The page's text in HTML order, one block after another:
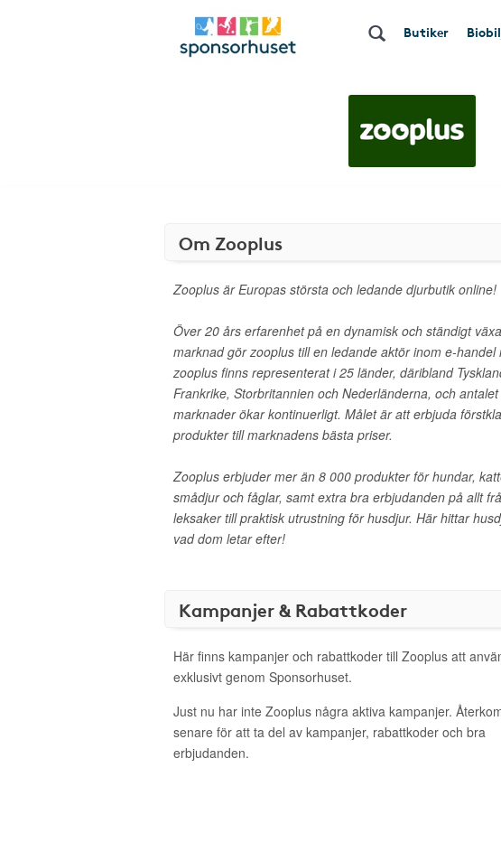
Butiker
Om Zooplus
Zooplus är Europas största och ledande djurbutik online!
Över 20 års erfarenhet på en dynamisk och ständigt
marknad gör zooplus till en ledande aktör inom e-handel
zooplus finns representerat i 25 länder, däribland
Frankrike, Storbritannien och Nederländerna, och
marknader ökar kontinuerligt. Målet är att erbjuda
produkter till marknadens bästa priser.
Zooplus erbjuder mer än 8 000 produkter för hundar,
smådjur och fåglar, samt extra bra erbjudanden på allt
leksaker till praktisk utrustning för husdjur. Här hittar
vad dom letar efter!
Kampanjer & Rabattkoder
Här finns kampanjer och rabattkoder till Zooplus att
exklusivt genom Sponsorhuset.
Just nu har inte Zooplus några aktiva kampanjer.
senare för att ta del av kampanjer, rabattkoder och bra
erbjudanden.